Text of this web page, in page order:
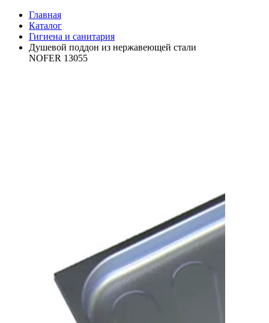
Главная
Каталог
Гигиена и санитария
Душевой поддон из нержавеющей стали
NOFER 13055